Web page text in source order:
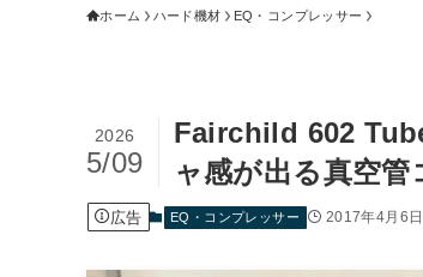
ホーム ハード機材 EQ・コンプレッサー
Fairchild 602
ャ感が出る真空管
2026
5/09
広告 EQ・コンプレッサー 2017年4月6日